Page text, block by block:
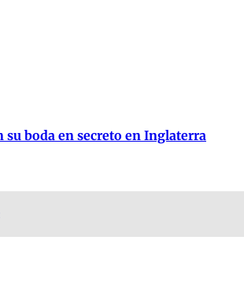
boda en secreto en Inglaterra